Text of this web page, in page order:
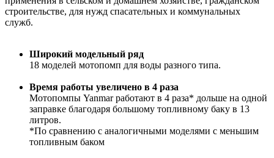
строительстве, для нужд спасательных и коммунальных
служб.
Широкий модельный ряд
18 моделей мотопомп для воды разного типа.
Время работы увеличено в 4 раза
Мотопомпы Yanmar работают в 4 раза* дольше на одной
заправке благодаря большому топливному баку в 13
литров.
*По сравнению с аналогичными моделями с меньшим
топливным баком